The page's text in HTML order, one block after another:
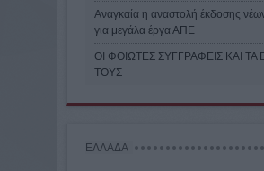
Αναγκαία η αναστολή έκδοσης
για μεγάλα έργα ΑΠΕ
ΟΙ ΦΘΙΩΤΕΣ ΣΥΓΓΡΑΦΕΙΣ ΚΑΙ ΤΑ
ΤΟΥΣ
ΕΛΛΑΔΑ